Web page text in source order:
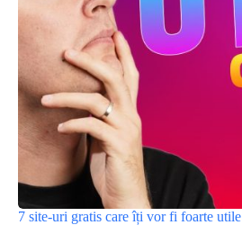
7 site-uri gratis care îți vor fi foarte utile